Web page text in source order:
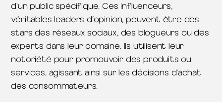
d'un public spécifique. Ces influenceurs,
véritables leaders d’opinion, peuvent être des
stars des réseaux sociaux, des blogueurs ou des
experts dans leur domaine. Ils utilisent leur
notoriété pour promouvoir des produits ou
services, agissant ainsi sur les décisions d'achat
des consommateurs.